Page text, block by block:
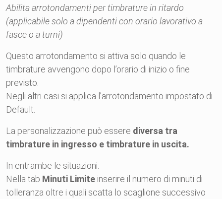
Abilita arrotondamenti per timbrature in ritardo
(applicabile solo a dipendenti con orario lavorativo a
fasce o a turni)
Questo arrotondamento si attiva solo quando le
timbrature avvengono dopo l’orario di inizio o fine
previsto.
Negli altri casi si applica l’arrotondamento impostato di
Default.
La personalizzazione può essere diversa tra
timbrature in ingresso e timbrature in uscita.
In entrambe le situazioni:
Nella tab Minuti Limite inserire il numero di minuti di
tolleranza oltre i quali scatta lo scaglione successivo